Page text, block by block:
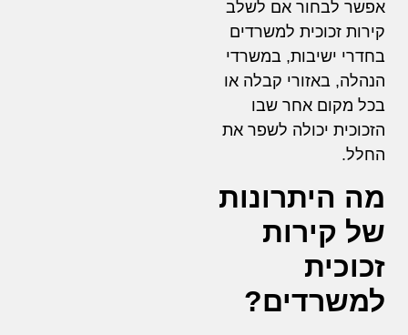
אפשר לבחור אם לשלב
קירות זכוכית למשרדים
בחדרי ישיבות, במשרדי
הנהלה, באזורי קבלה או
בכל מקום אחר שבו
הזכוכית יכולה לשפר את
החלל.
מה היתרונות
של קירות
זכוכית
למשרדים?